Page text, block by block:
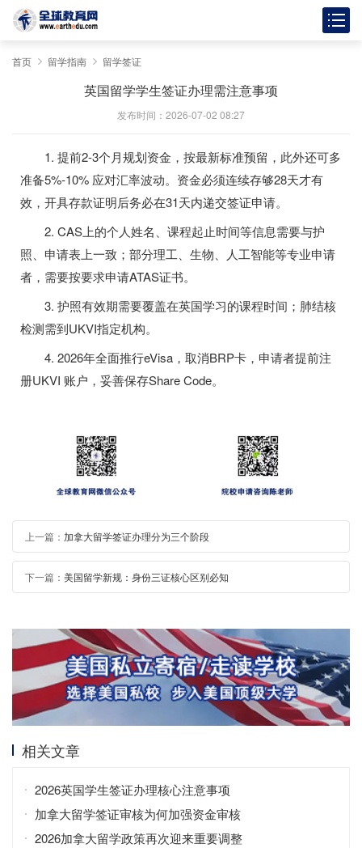
首页 留学指南 留学签证
英国留学学生签证办理需注意事项
发布时间：2026-07-02 08:27
1. 提前2-3个月规划资金，按最新标准预留，此外还可多
准备5%-10% 应对汇率波动。资金必须连续存够28天才有
效，开具存款证明后务必在31天内递交签证申请。
2. CAS上的个人姓名、课程起止时间等信息需要与护
照、申请表上一致；部分理工、生物、人工智能等专业申请
者，需要按要求申请ATAS证书。
3. 护照有效期需要覆盖在英国学习的课程时间；肺结核
检测需到UKVI指定机构。
4. 2026年全面推行eVisa，取消BRP卡，申请者提前注
册UKVI 账户，妥善保存Share Code。
上一篇： 加拿大留学签证办理分为三个阶段
下一篇： 美国留学新规：身份三证核心区别必知
相关文章
2026英国学生签证办理核心注意事项
加拿大留学签证审核为何加强资金审核
2026加拿大留学政策再次迎来重要调整